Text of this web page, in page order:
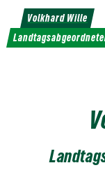
Weiter
zum
Inhalt
Volkhard Wille